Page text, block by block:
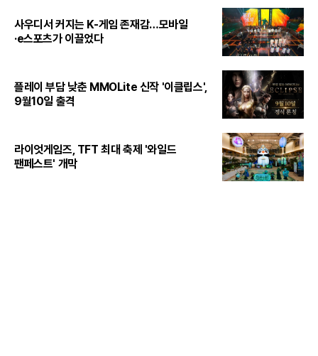
사우디서 커지는 K-게임 존재감…모바일
·e스포츠가 이끌었다
플레이 부담 낮춘 MMOLite 신작 '이클립스',
9월10일 출격
라이엇게임즈, TFT 최대 축제 '와일드
팬페스트' 개막